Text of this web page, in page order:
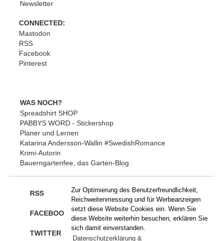
Zur Optimierung des Benutzerfreundlichkeit,
Reichweitenmessung und für Werbeanzeigen
setzt diese Website Cookies ein. Wenn Sie
diese Website weiterhin besuchen, erklären Sie
sich damit einverstanden.
Datenschutzerklärung &
Newsletter
CONNECTED:
Mastodon
RSS
Facebook
Pinterest
WAS NOCH?
Spreadshirt SHOP
PABBYS WORD - Stickershop
Planer und Lernen
Katarina Andersson-Wallin #SwedishRomance
Krimi-Autorin
Bauerngartenfee, das Garten-Blog
RSS
FACEBOOK
TWITTER